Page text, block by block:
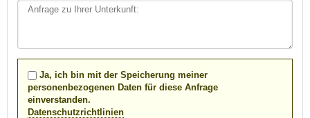
Ja, ich bin mit der Speicherung meiner
personenbezogenen Daten für diese Anfrage
einverstanden.
Datenschutzrichtlinien